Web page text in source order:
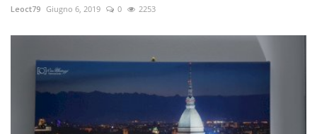
Leoct79 Giugno 6, 2019 0 2253